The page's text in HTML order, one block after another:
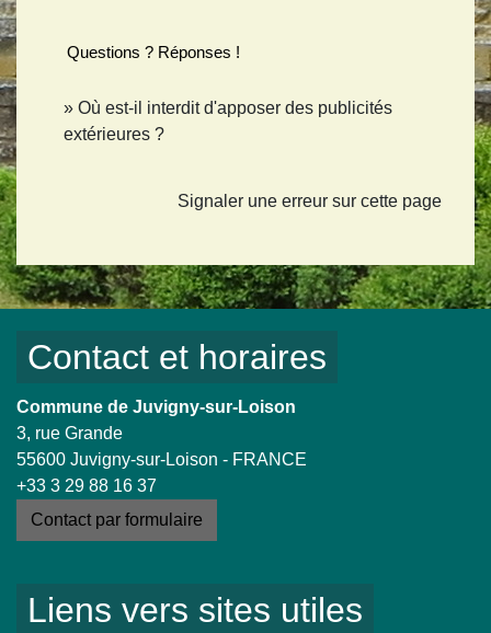
Questions ? Réponses !
Où est-il interdit d'apposer des publicités
extérieures ?
Signaler une erreur sur cette page
Contact et horaires
Commune de Juvigny-sur-Loison
3, rue Grande
55600 Juvigny-sur-Loison - FRANCE
+33 3 29 88 16 37
Contact par formulaire
Liens vers sites utiles